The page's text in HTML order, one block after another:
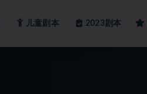
儿童剧本 2023剧本